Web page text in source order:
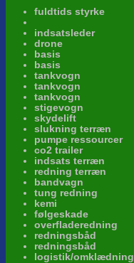
fuldtids styrke
indsatsleder
drone
basis
basis
tankvogn
tankvogn
tankvogn
stigevogn
skydelift
slukning terræn
pumpe ressourcer
co2 trailer
indsats terræn
redning terræn
bandvagn
tung redning
kemi
følgeskade
overfladeredning
redningsbåd
redningsbåd
logistik/omklædning